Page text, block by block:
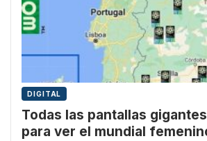
DIGITAL
Todas las pantallas
para ver el mundial